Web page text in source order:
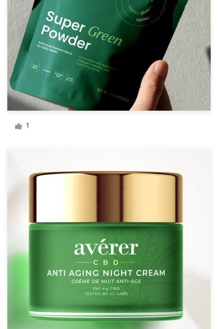
1
99designs Studio
99designs Pro
Quero
um
design
Design de logotipos
Design de site
Manual de identidade da marca
Pesquisar todas as categorias
Central de Ajuda